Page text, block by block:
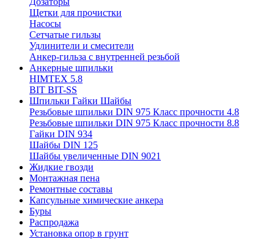
Щетки для прочистки
Насосы
Сетчатые гильзы
Удлинители и смесители
Анкер-гильза с внутренней резьбой
Анкерные шпильки
HIMTEX 5.8
BIT BIT-SS
Шпильки Гайки Шайбы
Резьбовые шпильки DIN 975 Класс прочности 4.8
Резьбовые шпильки DIN 975 Класс прочности 8.8
Гайки DIN 934
Шайбы DIN 125
Шайбы увеличенные DIN 9021
Жидкие гвозди
Монтажная пена
Ремонтные составы
Капсульные химические анкера
Буры
Распродажа
Установка опор в грунт